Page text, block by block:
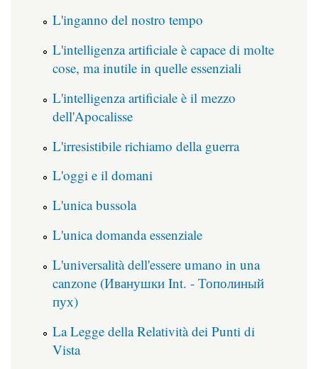
L'inganno del nostro tempo
L'intelligenza artificiale è capace di molte
cose, ma inutile in quelle essenziali
L'intelligenza artificiale è il mezzo
dell'Apocalisse
L'irresistibile richiamo della guerra
L'oggi e il domani
L'unica bussola
L'unica domanda essenziale
L'universalità dell'essere umano in una
canzone (Иванушки Int. - Тополиный
пух)
La Legge della Relatività dei Punti di
Vista